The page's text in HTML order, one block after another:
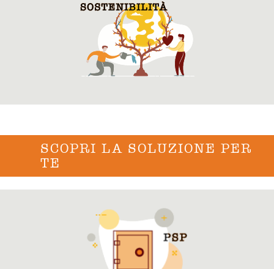
SCOPRI LA SOLUZIONE PER
TE